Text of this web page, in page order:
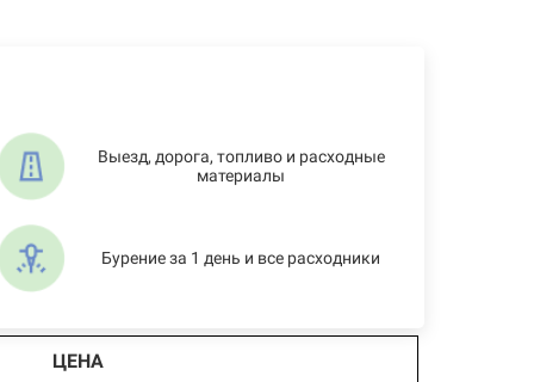
Выезд, дорога, топливо и расходные
материалы
Бурение за 1 день и все расходники
ЦЕНА